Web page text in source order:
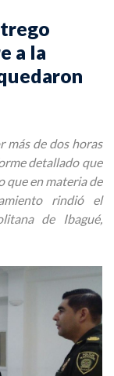
a la
más de dos horas
detallado que
que en materia de
rindió el
de Ibagué,